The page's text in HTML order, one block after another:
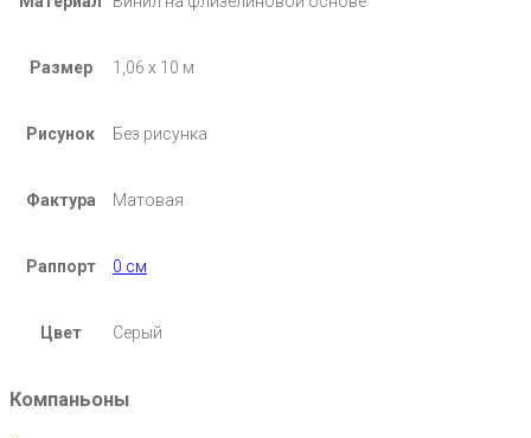
Размер 1,06 х 10 м
Рисунок Без рисунка
Фактура Матовая
Раппорт 0 см
Цвет Серый
Компаньоны